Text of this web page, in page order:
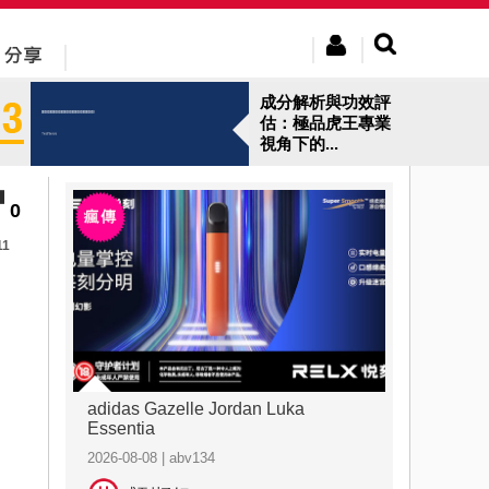
成分解析與功效評
估：極品虎王專業
視角下的...
0
adidas Gazelle Jordan Luka
Essentia
2026-08-08 | abv134